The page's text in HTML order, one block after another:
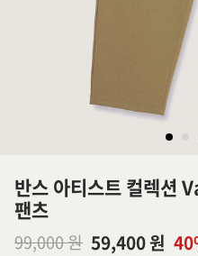
반스 아티스트 컬렉션
팬츠
99,000 원 59,400 원